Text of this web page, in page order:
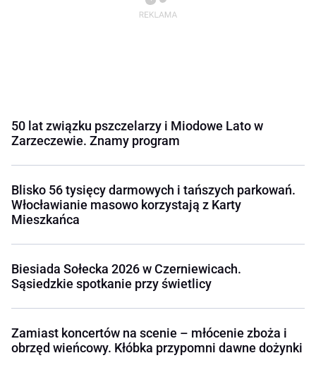
50 lat związku pszczelarzy i Miodowe Lato w
Zarzeczewie. Znamy program
Blisko 56 tysięcy darmowych i tańszych parkowań.
Włocławianie masowo korzystają z Karty
Mieszkańca
Biesiada Sołecka 2026 w Czerniewicach.
Sąsiedzkie spotkanie przy świetlicy
Zamiast koncertów na scenie – młócenie zboża i
obrzęd wieńcowy. Kłóbka przypomni dawne dożynki